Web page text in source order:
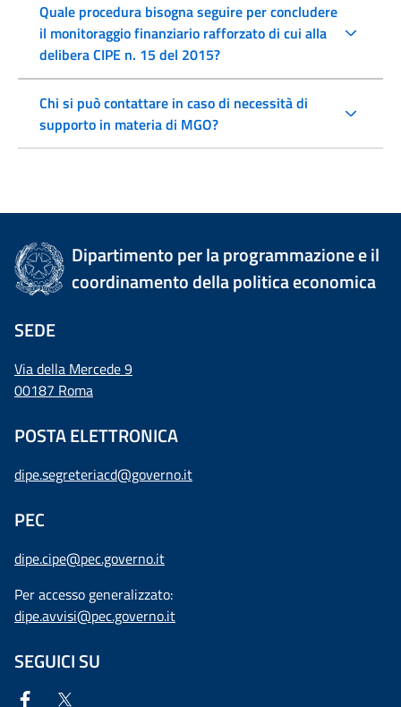
Quale procedura bisogna seguire per concludere
il monitoraggio finanziario rafforzato di cui alla
delibera CIPE n. 15 del 2015?
Chi si può contattare in caso di necessità di
supporto in materia di MGO?
Dipartimento per la programmazione e il
coordinamento della politica economica
SEDE
Via della Mercede 9
00187 Roma
POSTA ELETTRONICA
dipe.segreteriacd@governo.it
PEC
dipe.cipe@pec.governo.it
Per accesso generalizzato:
dipe.avvisi@pec.governo.it
SEGUICI SU